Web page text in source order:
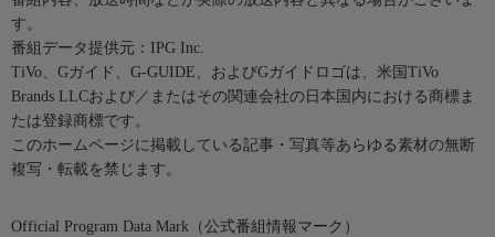
す。
番組データ提供元：IPG Inc.
TiVo、Gガイド、G-GUIDE、およびGガイドロゴは、米国TiVo
Brands LLCおよび／またはその関連会社の日本国内における商標ま
たは登録商標です。
このホームページに掲載している記事・写真等あらゆる素材の無断
複写・転載を禁じます。
Official Program Data Mark（公式番組情報マーク）